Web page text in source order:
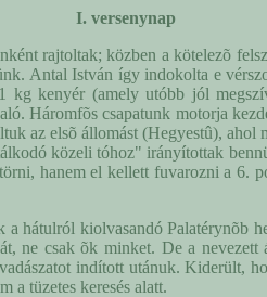
I. versenynap
rajtoltak; közben a kötelezõ
Antal István így indokolta e
kenyér (amely utóbb jól
Háromfõs csapatunk motorja
az elsõ állomást (Hegyestû),
közeli tóhoz" irányítottak
hanem el kellett fuvarozni a 6.
a hátulról kiolvasandó
ne csak õk minket. De a
indított utánuk. Kiderült,
a tüzetes keresés alatt.